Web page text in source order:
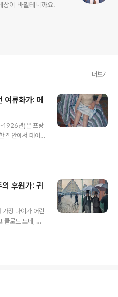
상이 바뀔테니까요.
더보기
여류화가: 메
년)은 프랑
집안에서 태어
카사트는 베르
누락되었습니
교양 서적이라
초판에는 여성 화
겨우 한명이 추
가 결혼도 하지
없었을 것 같습
후원가: 귀
가장 나이가 어린
클로드 모네, 오
, 인상주의가
보트의 대표작
의 느낌은 별로